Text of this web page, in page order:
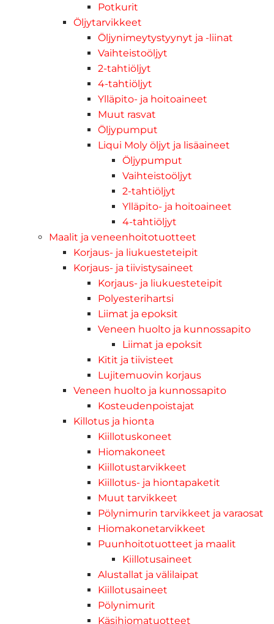
Potkurit
Öljytarvikkeet
Öljynimeytystyynyt ja -liinat
Vaihteistoöljyt
2-tahtiöljyt
4-tahtiöljyt
Ylläpito- ja hoitoaineet
Muut rasvat
Öljypumput
Liqui Moly öljyt ja lisäaineet
Öljypumput
Vaihteistoöljyt
2-tahtiöljyt
Ylläpito- ja hoitoaineet
4-tahtiöljyt
Maalit ja veneenhoitotuotteet
Korjaus- ja liukuesteteipit
Korjaus- ja tiivistysaineet
Korjaus- ja liukuesteteipit
Polyesterihartsi
Liimat ja epoksit
Veneen huolto ja kunnossapito
Liimat ja epoksit
Kitit ja tiivisteet
Lujitemuovin korjaus
Veneen huolto ja kunnossapito
Kosteudenpoistajat
Killotus ja hionta
Kiillotuskoneet
Hiomakoneet
Kiillotustarvikkeet
Kiillotus- ja hiontapaketit
Muut tarvikkeet
Pölynimurin tarvikkeet ja varaosat
Hiomakonetarvikkeet
Puunhoitotuotteet ja maalit
Kiillotusaineet
Alustallat ja välilaipat
Kiillotusaineet
Pölynimurit
Käsihiomatuotteet